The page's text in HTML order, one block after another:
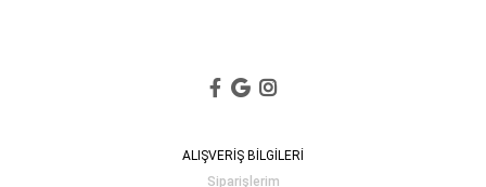
ALIŞVERİŞ BİLGİLERİ
Siparişlerim